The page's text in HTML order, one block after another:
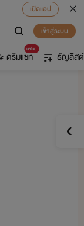
เปิดแอป
เข้าสู่ระบบ
มาใหม่
ดรีมแชท ธัญลิสต์